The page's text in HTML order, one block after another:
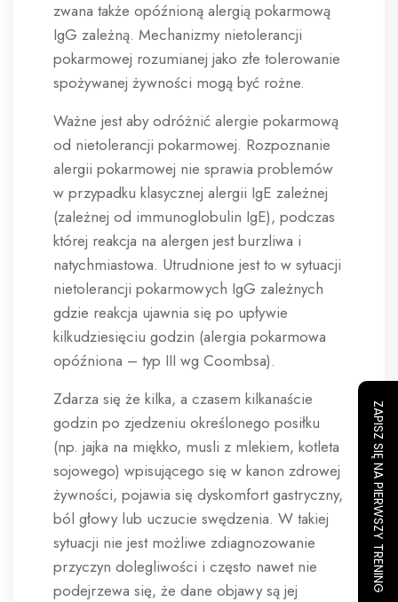
zwana także opóźnioną alergią pokarmową
IgG zależną. Mechanizmy nietolerancji
pokarmowej rozumianej jako złe tolerowanie
spożywanej żywności mogą być rożne.
Ważne jest aby odróżnić alergie pokarmową
od nietolerancji pokarmowej. Rozpoznanie
alergii pokarmowej nie sprawia problemów
w przypadku klasycznej alergii IgE zależnej
(zależnej od immunoglobulin IgE), podczas
której reakcja na alergen jest burzliwa i
natychmiastowa. Utrudnione jest to w sytuacji
nietolerancji pokarmowych IgG zależnych
gdzie reakcja ujawnia się po upływie
kilkudziesięciu godzin (alergia pokarmowa
opóźniona – typ III wg Coombsa).
Zdarza się że kilka, a czasem kilkanaście
godzin po zjedzeniu określonego posiłku
(np. jajka na miękko, musli z mlekiem, kotleta
sojowego) wpisującego się w kanon zdrowej
żywności, pojawia się dyskomfort gastryczny,
ból głowy lub uczucie swędzenia. W takiej
sytuacji nie jest możliwe zdiagnozowanie
przyczyn dolegliwości i często nawet nie
podejrzewa się, że dane objawy są jej
ZAPISZ SIĘ NA PIERWSZY TRENING